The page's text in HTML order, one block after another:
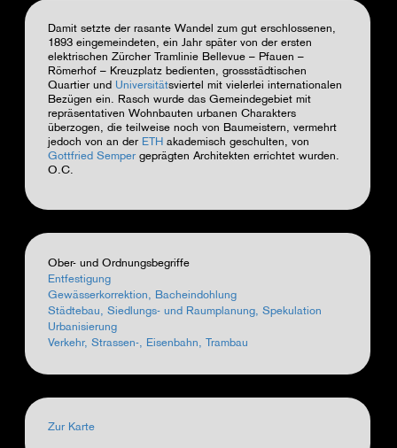
Damit setzte der rasante Wandel zum gut erschlossenen,
1893 eingemeindeten, ein Jahr später von der ersten
elektrischen Zürcher Tramlinie Bellevue – Pfauen –
Römerhof – Kreuzplatz bedienten, grossstädtischen
Quartier und Universitätsviertel mit vielerlei internationalen
Bezügen ein. Rasch wurde das Gemeindegebiet mit
repräsentativen Wohnbauten urbanen Charakters
überzogen, die teilweise noch von Baumeistern, vermehrt
jedoch von an der ETH akademisch geschulten, von
Gottfried Semper geprägten Architekten errichtet wurden.
O.C.
Ober- und Ordnungsbegriffe
Entfestigung
Gewässerkorrektion, Bacheindohlung
Städtebau, Siedlungs- und Raumplanung, Spekulation
Urbanisierung
Verkehr, Strassen-, Eisenbahn, Trambau
Zur Karte